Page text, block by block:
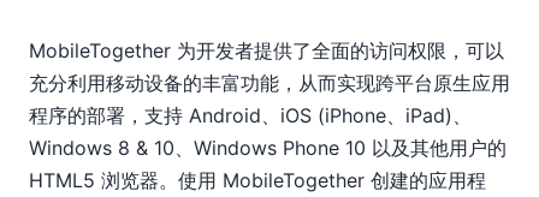
MobileTogether 为开发者提供了全面的访问权限，可以
充分利用移动设备的丰富功能，从而实现跨平台原生应用
程序的部署，支持 Android、iOS (iPhone、iPad)、
Windows 8 & 10、Windows Phone 10 以及其他用户的
HTML5 浏览器。使用 MobileTogether 创建的应用程